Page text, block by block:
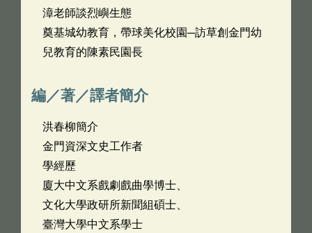
漳老師談烈嶼生態
奠基城幼教育，帶球美化校園─訪草創金門幼
兒教育的陳素民園長
編／著／譯者簡介
洪春柳簡介
金門資深文史工作者
學經歷
廈大中文系戲劇戲曲學博士、
文化大學政研所新聞組碩士、
臺灣大學中文系學士